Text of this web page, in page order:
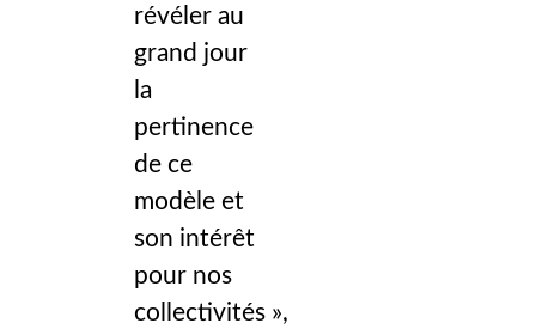
révéler au
grand jour
la
pertinence
de ce
modèle et
son intérêt
pour nos
collectivités »,